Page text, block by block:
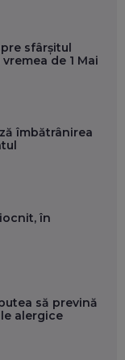
sfârșitul
de 1 Mai
îmbătrânirea
în
să prevină
alergice